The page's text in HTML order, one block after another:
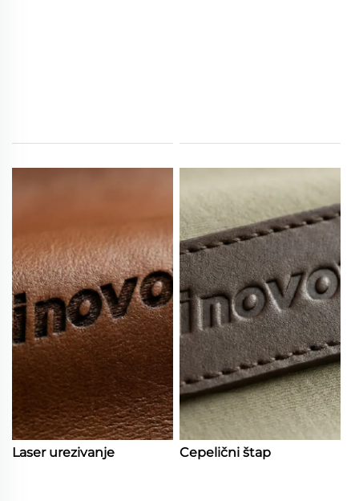
Laser urezivanje Cepelični štap